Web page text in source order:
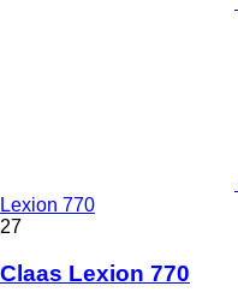
Lexion 770
27
Claas Lexion 770